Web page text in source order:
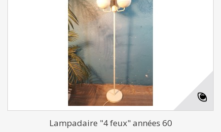
Lampadaire "4 feux" années 60